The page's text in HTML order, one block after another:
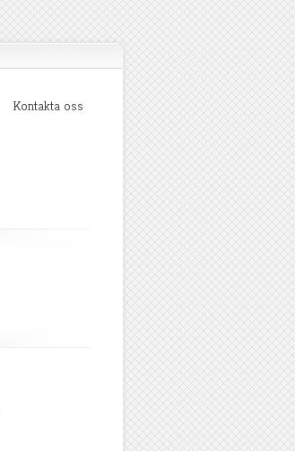
Kontakta oss